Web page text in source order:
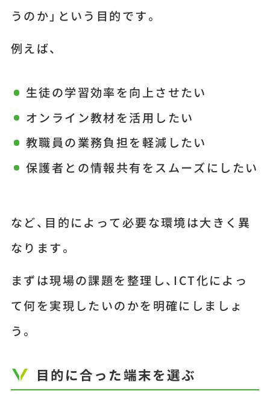
うのか」という目的です。
例えば、
生徒の学習効率を向上させたい
オンライン教材を活用したい
教職員の業務負担を軽減したい
保護者との情報共有をスムーズにしたい
など、目的によって必要な環境は大きく異
なります。
まずは現場の課題を整理し、ICT化によっ
て何を実現したいのかを明確にしましょ
う。
目的に合った端末を選ぶ